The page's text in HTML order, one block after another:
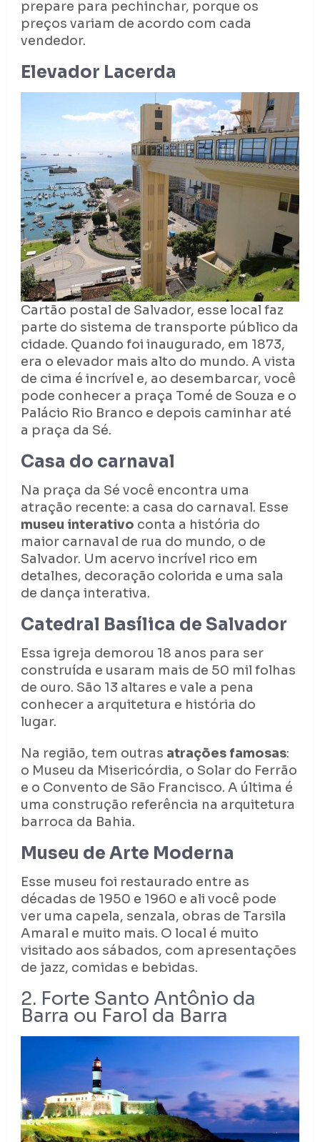
prepare para pechinchar, porque os
preços variam de acordo com cada
vendedor.
Elevador Lacerda
Cartão postal de Salvador, esse local faz
parte do sistema de transporte público da
cidade. Quando foi inaugurado, em 1873,
era o elevador mais alto do mundo. A vista
de cima é incrível e, ao desembarcar, você
pode conhecer a praça Tomé de Souza e o
Palácio Rio Branco e depois caminhar até
a praça da Sé.
Casa do carnaval
Na praça da Sé você encontra uma
atração recente: a casa do carnaval. Esse
museu interativo conta a história do
maior carnaval de rua do mundo, o de
Salvador. Um acervo incrível rico em
detalhes, decoração colorida e uma sala
de dança interativa.
Catedral Basílica de Salvador
Essa igreja demorou 18 anos para ser
construída e usaram mais de 50 mil folhas
de ouro. São 13 altares e vale a pena
conhecer a arquitetura e história do
lugar.
Na região, tem outras atrações famosas:
o Museu da Misericórdia, o Solar do Ferrão
e o Convento de São Francisco. A última é
uma construção referência na arquitetura
barroca da Bahia.
Museu de Arte Moderna
Esse museu foi restaurado entre as
décadas de 1950 e 1960 e ali você pode
ver uma capela, senzala, obras de Tarsila
Amaral e muito mais. O local é muito
visitado aos sábados, com apresentações
de jazz, comidas e bebidas.
2. Forte Santo Antônio da
Barra ou Farol da Barra